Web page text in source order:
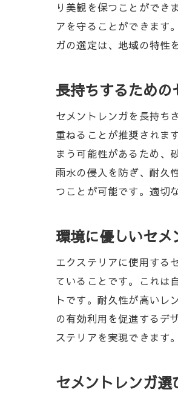
り美観を保つことができ
アを守ることができます
ガの選定は、地域の特性
長持ちするため
セメントレンガを長持ち
重ねることが推奨されま
まう可能性があるため、
雨水の侵入を防ぎ、耐久
つことが可能です。適切
環境に優しいセ
エクステリアに使用する
ていることです。これは
トです。耐久性が高いレ
の有効利用を促進するデ
ステリアを実現できます
セメントレンガ